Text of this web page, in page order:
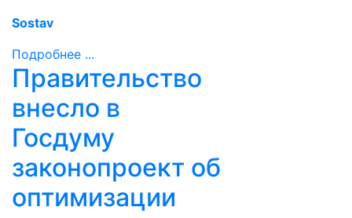
Sostav
Подробнее ...
Правительство
внесло в
Госдуму
законопроект об
оптимизации